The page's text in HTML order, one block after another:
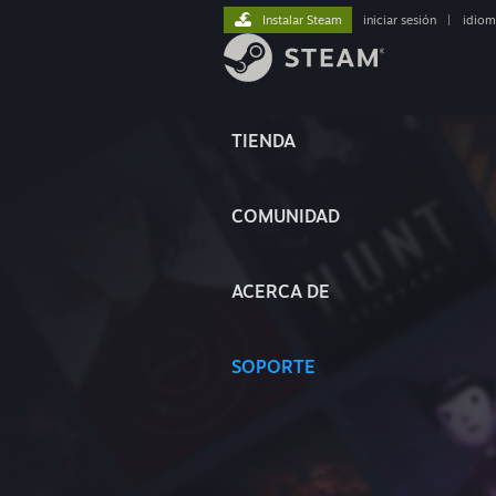
TIENDA
COMUNIDAD
ACERCA DE
SOPORTE
Instalar Steam iniciar sesión